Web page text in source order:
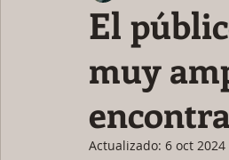
El
muy
Actualizado: 6 oct 2024